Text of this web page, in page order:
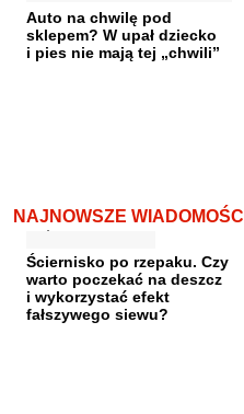
Auto na chwilę pod
sklepem? W upał dziecko
i pies nie mają tej „chwili”
NAJNOWSZE WIADOMOŚCI
Ściernisko po rzepaku. Czy
warto poczekać na deszcz
i wykorzystać efekt
fałszywego siewu?